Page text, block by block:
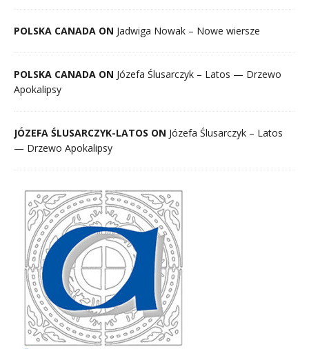
POLSKA CANADA ON Jadwiga Nowak – Nowe wiersze
POLSKA CANADA ON Józefa Ślusarczyk – Latos — Drzewo
Apokalipsy
JÓZEFA ŚLUSARCZYK-LATOS ON Józefa Ślusarczyk – Latos
— Drzewo Apokalipsy